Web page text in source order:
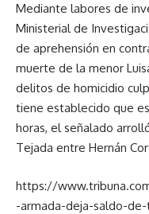
Mediante labores de
Ministerial de
de aprehensión en
muerte de la menor
delitos de homicidio
tiene establecido que
horas, el señalado
Tejada entre Hernán
https://
-armada-deja-saldo-